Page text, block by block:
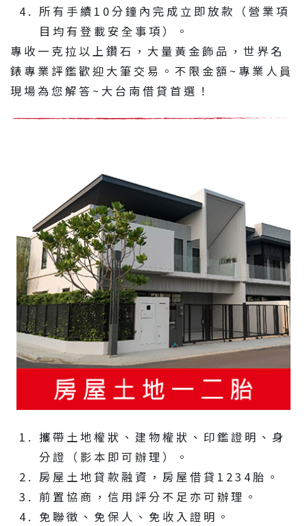
所有手續10分鐘內完成立即放款（營業項
目均有登載安全事項）。
專收一克拉以上鑽石，大量黃金飾品，世界名
錶專業評鑑歡迎大筆交易。不限金額~專業人員
現場為您解答~大台南借貸首選！
攜帶土地權狀、建物權狀、印鑑證明、身
分證（影本即可辦理）。
房屋土地貸款融資，房屋借貸1234胎。
前置協商，信用評分不足亦可辦理。
免聯徵、免保人、免收入證明。